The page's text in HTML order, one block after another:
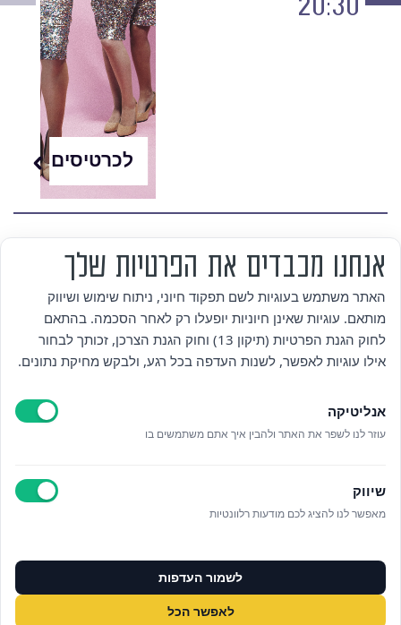
20:30
לכרטיסים
לפרטים נוספים בטלפון/הודעה
073‭-‬3808880
אזור אישי
מדיניות פרטיות
הצהרת נגישות
ניהול עוגיות
אנחנו מכבדים את הפרטיות שלך
האתר משתמש בעוגיות לשם תפקוד חיוני, ניתוח שימוש ושיווק
מותאם. עוגיות שאינן חיוניות יופעלו רק לאחר הסכמה. בהתאם
לחוק הגנת הפרטיות (תיקון 13) וחוק הגנת הצרכן, זכותך לבחור
אילו עוגיות לאפשר, לשנות העדפה בכל רגע, ולבקש מחיקת נתונים.
אנליטיקה
עוזר לנו לשפר את האתר ולהבין איך אתם משתמשים בו
שיווק
מאפשר לנו להציג לכם מודעות רלוונטיות
לשמור העדפות
לאפשר הכל